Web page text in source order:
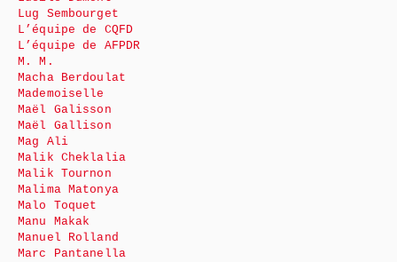
Lug Sembourget
L’équipe de CQFD
L’équipe de AFPDR
M. M.
Macha Berdoulat
Mademoiselle
Maël Galisson
Maël Gallison
Mag Ali
Malik Cheklalia
Malik Tournon
Malima Matonya
Malo Toquet
Manu Makak
Manuel Rolland
Marc Pantanella